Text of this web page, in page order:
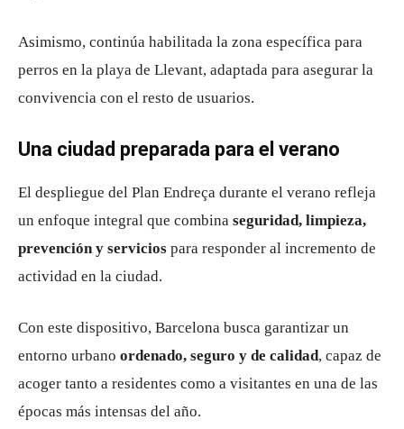
Asimismo, continúa habilitada la zona específica para
perros en la playa de Llevant, adaptada para asegurar la
convivencia con el resto de usuarios.
Una ciudad preparada para el verano
El despliegue del Plan Endreça durante el verano refleja
un enfoque integral que combina seguridad, limpieza,
prevención y servicios para responder al incremento de
actividad en la ciudad.
Con este dispositivo, Barcelona busca garantizar un
entorno urbano ordenado, seguro y de calidad, capaz de
acoger tanto a residentes como a visitantes en una de las
épocas más intensas del año.